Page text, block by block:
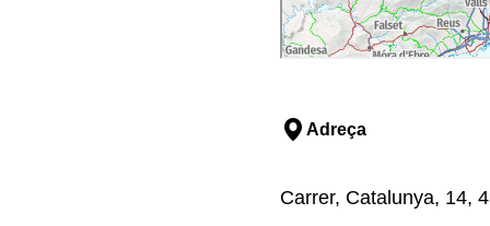
Adreça
Carrer, Catalunya, 14,